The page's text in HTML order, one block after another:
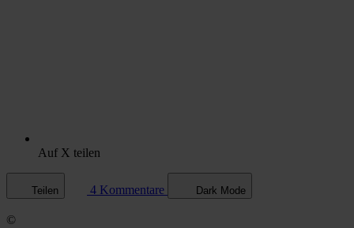
Auf X teilen
Teilen 4 Kommentare Dark Mode
©